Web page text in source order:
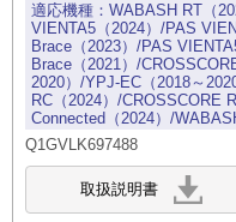
WABASH RT（
VIENTA5（2024）/PAS
Brace（2023）/PAS
Brace（2021）/
2020）/YPJ-EC（2018～
RC（2024）/CROSSCORE
Connected（2024）/
Q1GVLK697488